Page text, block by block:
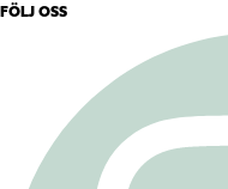
FÖLJ OSS